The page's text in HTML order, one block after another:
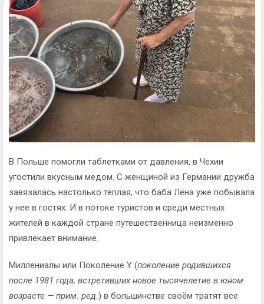
В Польше помогли таблетками от давления, в Чехии
угостили вкусным медом. С женщиной из Германии дружба
завязалась настолько теплая, что баба Лена уже побывала
у нее в гостях. И в потоке туристов и среди местных
жителей в каждой стране путешественница неизменно
привлекает внимание.
Миллениалы или Поколение Y (поколение родившихся
после 1981 года, встретивших новое тысячелетие в юном
возрасте — прим. ред.) в большинстве своём тратят все